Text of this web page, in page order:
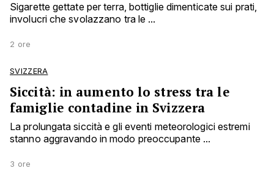
Sigarette gettate per terra, bottiglie dimenticate sui prati,
involucri che svolazzano tra le ...
2 ore
SVIZZERA
Siccità: in aumento lo stress tra le
famiglie contadine in Svizzera
La prolungata siccità e gli eventi meteorologici estremi
stanno aggravando in modo preoccupante ...
3 ore